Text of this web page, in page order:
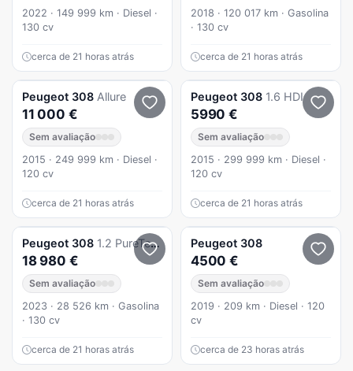
2022 · 149 999 km · Diesel ·
130 cv
cerca de 21 horas atrás
2018 · 120 017 km · Gasolina
· 130 cv
cerca de 21 horas atrás
Peugeot 308 Allure
11 000 €
Sem avaliação
2015 · 249 999 km · Diesel ·
120 cv
cerca de 21 horas atrás
Peugeot 308 1.6 HDI
5990 €
Sem avaliação
2015 · 299 999 km · Diesel ·
120 cv
cerca de 21 horas atrás
Peugeot 308 1.2 PureTech Active Pack
18 980 €
Sem avaliação
2023 · 28 526 km · Gasolina
· 130 cv
cerca de 21 horas atrás
Peugeot 308
4500 €
Sem avaliação
2019 · 209 km · Diesel · 120
cv
cerca de 23 horas atrás